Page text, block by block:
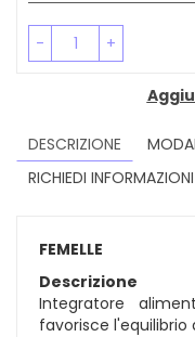
- +
DESCRIZIONE
RICHIEDI INFORMAZIONI
FEMELLE
Descrizione
Integratore
favorisce l'equilibrio